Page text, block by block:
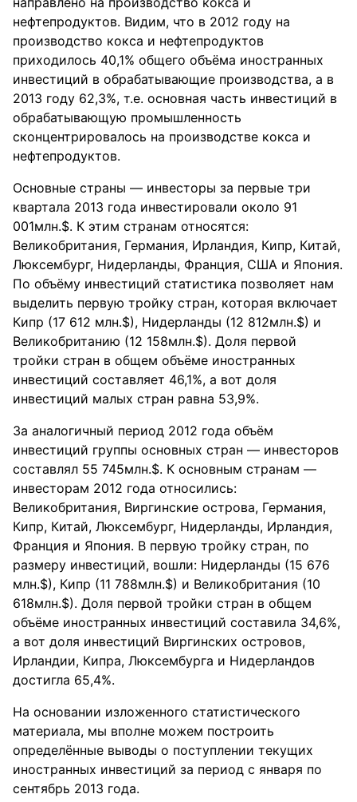
нефтепродуктов. Видим, что в 2012 году на
производство кокса и нефтепродуктов
приходилось 40,1% общего объёма иностранных
инвестиций в обрабатывающие производства, а в
2013 году 62,3%, т.е. основная часть инвестиций в
обрабатывающую промышленность
сконцентрировалось на производстве кокса и
нефтепродуктов.
Основные страны — инвесторы за первые три
квартала 2013 года инвестировали около 91
001млн.$. К этим странам относятся:
Великобритания, Германия, Ирландия, Кипр, Китай,
Люксембург, Нидерланды, Франция, США и Япония.
По объёму инвестиций статистика позволяет нам
выделить первую тройку стран, которая включает
Кипр (17 612 млн.$), Нидерланды (12 812млн.$) и
Великобританию (12 158млн.$). Доля первой
тройки стран в общем объёме иностранных
инвестиций составляет 46,1%, а вот доля
инвестиций малых стран равна 53,9%.
За аналогичный период 2012 года объём
инвестиций группы основных стран — инвесторов
составлял 55 745млн.$. К основным странам —
инвесторам 2012 года относились:
Великобритания, Виргинские острова, Германия,
Кипр, Китай, Люксембург, Нидерланды, Ирландия,
Франция и Япония. В первую тройку стран, по
размеру инвестиций, вошли: Нидерланды (15 676
млн.$), Кипр (11 788млн.$) и Великобритания (10
618млн.$). Доля первой тройки стран в общем
объёме иностранных инвестиций составила 34,6%,
а вот доля инвестиций Виргинских островов,
Ирландии, Кипра, Люксембурга и Нидерландов
достигла 65,4%.
На основании изложенного статистического
материала, мы вполне можем построить
определённые выводы о поступлении текущих
иностранных инвестиций за период с января по
сентябрь 2013 года.